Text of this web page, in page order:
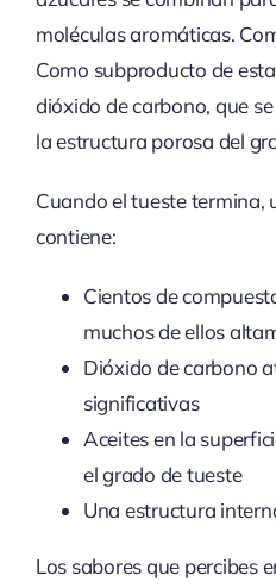
moléculas aromáticas.
Como subproducto de
dióxido de carbono, que
la estructura porosa del
Cuando el tueste termina,
contiene:
Cientos de
muchos de ellos
Dióxido de carbono
significativas
Aceites en la
el grado de tueste
Una estructura
Los sabores que percibes